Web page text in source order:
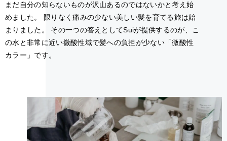
まだ自分の知らないものが沢山あるのではないかと考え始
めました。 限りなく痛みの少ない美しい髪を育てる旅は始
まりました。 その一つの答えとしてSuiが提供するのが、こ
の水と非常に近い微酸性域で髪への負担が少ない「微酸性
カラー」です。